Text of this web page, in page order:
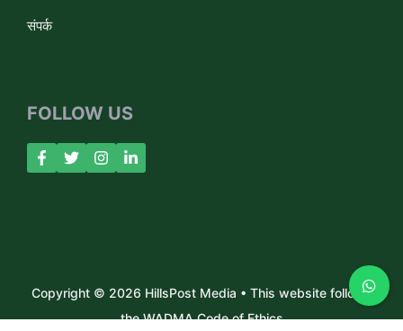
संपर्क
FOLLOW US
Copyright © 2026 HillsPost Media • This website follows
the WADMA Code of Ethics